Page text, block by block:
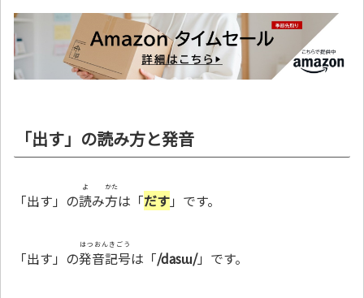
「出す」の読み方と発音
「出す」の読
よ
み方
かた
は「だす」です。
「出す」の発音記号
はつおんきごう
は「/dasɯ/」です。